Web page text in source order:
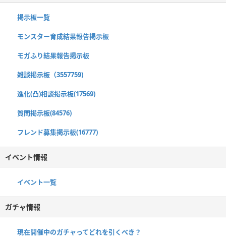
掲示板一覧
モンスター育成結果報告掲示板
モガふり結果報告掲示板
雑談掲示板（3557759)
進化(凸)相談掲示板(17569)
質問掲示板(84576)
フレンド募集掲示板(16777)
イベント情報
イベント一覧
ガチャ情報
現在開催中のガチャってどれを引くべき？